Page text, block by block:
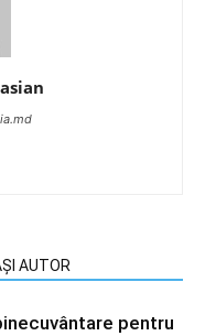
AUTOR
pentru